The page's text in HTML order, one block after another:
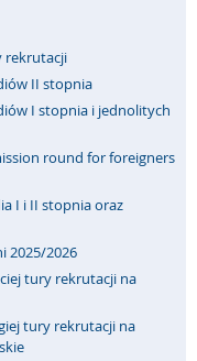
rekrutacji
II stopnia
I stopnia i jednolitych
round for foreigners
I i II stopnia oraz
2025/2026
tury rekrutacji na
tury rekrutacji na